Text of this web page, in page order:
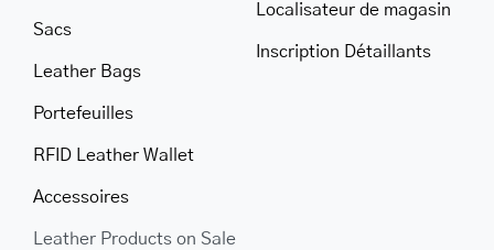
Sacs
Leather Bags
Portefeuilles
RFID Leather Wallet
Accessoires
Leather Products on Sale
Localisateur de magasin
Inscription Détaillants